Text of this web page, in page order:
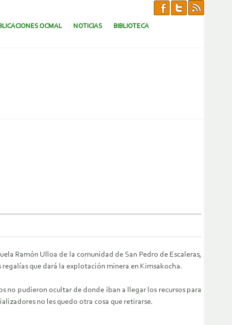
OCMAL NOTICIAS BIBLIOTECA
Ramón Ulloa de la comunidad de San Pedro de Escaleras,
que dará la explotación minera en Kimsakocha.
no pudieron ocultar de donde iban a llegar los recursos para
no les quedo otra cosa que retirarse.